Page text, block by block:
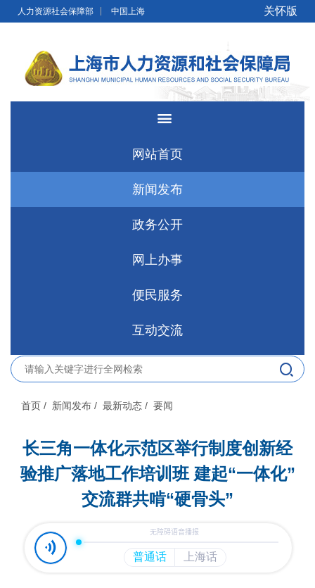
无障碍操作说明 跳转到网站导航区
人力资源社会保障部 中国上海 关怀版
网站首页
新闻发布
政务公开
网上办事
便民服务
互动交流
首页 / 新闻发布 / 最新动态 / 要闻
长三角一体化示范区举行制度创新经
验推广落地工作培训班 建起“一体化”
交流群共啃“硬骨头”